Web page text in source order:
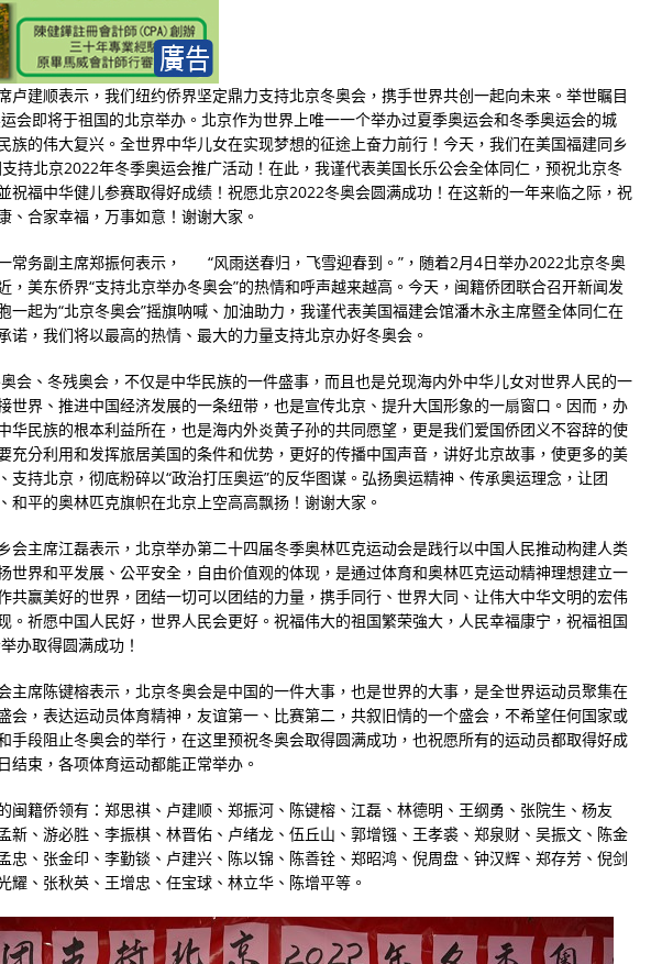
卢建顺表示，我们纽约侨界坚定鼎力支持北京冬奥会，携手世界共创一起向未来。举世瞩目
会即将于祖国的北京举办。北京作为世界上唯一一个举办过夏季奥运会和冬季奥运会的城
族的伟大复兴。全世界中华儿女在实现梦想的征途上奋力前行！今天，我们在美国福建同乡
持北京2022年冬季奥运会推广活动！在此，我谨代表美国长乐公会全体同仁，预祝北京冬
祝福中华健儿参赛取得好成绩！祝愿北京2022冬奥会圆满成功！在这新的一年来临之际，祝
、合家幸福，万事如意！谢谢大家。
常务副主席郑振何表示， “风雨送春归，飞雪迎春到。 ” ，随着2月4日举办2022北京冬奥
，美东侨界“支持北京举办冬奥会”的热情和呼声越来越高。今天，闽籍侨团联合召开新闻发
一起为“北京冬奥会”摇旗呐喊、加油助力，我谨代表美国福建会馆潘木永主席暨全体同仁在
诺，我们将以最高的热情、最大的力量支持北京办好冬奥会。
会、冬残奥会，不仅是中华民族的一件盛事，而且也是兑现海内外中华儿女对世界人民的一
世界、推进中国经济发展的一条纽带，也是宣传北京、提升大国形象的一扇窗口。因而，办
华民族的根本利益所在，也是海内外炎黄子孙的共同愿望，更是我们爱国侨团义不容辞的使
充分利用和发挥旅居美国的条件和优势，更好的传播中国声音，讲好北京故事，使更多的美
支持北京，彻底粉碎以“政治打压奥运”的反华图谋。弘扬奥运精神、传承奥运理念，让团
和平的奥林匹克旗帜在北京上空高高飘扬！谢谢大家。
会主席江磊表示，北京举办第二十四届冬季奥林匹克运动会是践行以中国人民推动构建人类
世界和平发展、公平安全，自由价值观的体现，是通过体育和奥林匹克运动精神理想建立一
共赢美好的世界，团结一切可以团结的力量，携手同行、世界大同、让伟大中华文明的宏伟
。祈愿中国人民好，世界人民会更好。祝福伟大的祖国繁荣強大，人民幸福康宁，祝福祖国
办取得圆满成功！
主席陈键榕表示，北京冬奥会是中国的一件大事，也是世界的大事，是全世界运动员聚集在
会，表达运动员体育精神，友谊第一、比赛第二，共叙旧情的一个盛会，不希望任何国家或
手段阻止冬奥会的举行，在这里预祝冬奥会取得圆满成功，也祝愿所有的运动员都取得好成
结束，各项体育运动都能正常举办。
闽籍侨领有：郑思祺、卢建顺、郑振河、陈键榕、江磊、林德明、王纲勇、张院生、杨友
新、游必胜、李振棋、林晋佑、卢绪龙、伍丘山、郭增镪、王孝裘、郑泉财、吴振文、陈金
忠、张金印、李勤锬、卢建兴、陈以锦、陈善铨、郑昭鸿、倪周盘、钟汉辉、郑存芳、倪剑
耀、张秋英、王增忠、任宝球、林立华、陈增平等。